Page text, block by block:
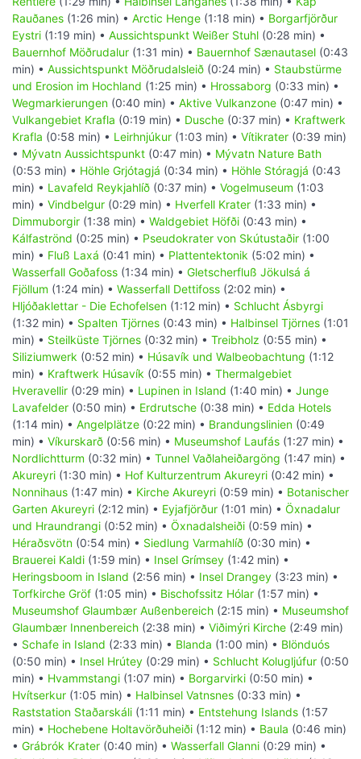
Rauðanes (1:26 min) • Arctic Henge (1:18 min) • Borgarfjörður
Eystri (1:19 min) • Aussichtspunkt Weißer Stuhl (0:28 min) •
Bauernhof Möðrudalur (1:31 min) • Bauernhof Sænautasel (0:43
min) • Aussichtspunkt Möðrudalsleið (0:24 min) • Staubstürme
und Erosion im Hochland (1:25 min) • Hrossaborg (0:33 min) •
Wegmarkierungen (0:40 min) • Aktive Vulkanzone (0:47 min) •
Vulkangebiet Krafla (0:19 min) • Dusche (0:37 min) • Kraftwerk
Krafla (0:58 min) • Leirhnjúkur (1:03 min) • Vítikrater (0:39 min)
• Mývatn Aussichtspunkt (0:47 min) • Mývatn Nature Bath
(0:53 min) • Höhle Grjótagjá (0:34 min) • Höhle Stóragjá (0:43
min) • Lavafeld Reykjahlíð (0:37 min) • Vogelmuseum (1:03
min) • Vindbelgur (0:29 min) • Hverfell Krater (1:33 min) •
Dimmuborgir (1:38 min) • Waldgebiet Höfði (0:43 min) •
Kálfaströnd (0:25 min) • Pseudokrater von Skútustaðir (1:00
min) • Fluß Laxá (0:41 min) • Plattentektonik (5:02 min) •
Wasserfall Goðafoss (1:34 min) • Gletscherfluß Jökulsá á
Fjöllum (1:24 min) • Wasserfall Dettifoss (2:02 min) •
Hljóðaklettar - Die Echofelsen (1:12 min) • Schlucht Ásbyrgi
(1:32 min) • Spalten Tjörnes (0:43 min) • Halbinsel Tjörnes (1:01
min) • Steilküste Tjörnes (0:32 min) • Treibholz (0:55 min) •
Siliziumwerk (0:52 min) • Húsavík und Walbeobachtung (1:12
min) • Kraftwerk Húsavík (0:55 min) • Thermalgebiet
Hveravellir (0:29 min) • Lupinen in Island (1:40 min) • Junge
Lavafelder (0:50 min) • Erdrutsche (0:38 min) • Edda Hotels
(1:14 min) • Angelplätze (0:22 min) • Brandungslinien (0:49
min) • Víkurskarð (0:56 min) • Museumshof Laufás (1:27 min) •
Nordlichtturm (0:32 min) • Tunnel Vaðlaheiðargöng (1:47 min) •
Akureyri (1:30 min) • Hof Kulturzentrum Akureyri (0:42 min) •
Nonnihaus (1:47 min) • Kirche Akureyri (0:59 min) • Botanischer
Garten Akureyri (2:12 min) • Eyjafjörður (1:01 min) • Öxnadalur
und Hraundrangi (0:52 min) • Öxnadalsheiði (0:59 min) •
Héraðsvötn (0:54 min) • Siedlung Varmahlíð (0:30 min) •
Brauerei Kaldi (1:59 min) • Insel Grímsey (1:42 min) •
Heringsboom in Island (2:56 min) • Insel Drangey (3:23 min) •
Torfkirche Gröf (1:05 min) • Bischofssitz Hólar (1:57 min) •
Museumshof Glaumbær Außenbereich (2:15 min) • Museumshof
Glaumbær Innenbereich (2:38 min) • Viðimýri Kirche (2:49 min)
• Schafe in Island (2:33 min) • Blanda (1:00 min) • Blönduós
(0:50 min) • Insel Hrútey (0:29 min) • Schlucht Kolugljúfur (0:50
min) • Hvammstangi (1:07 min) • Borgarvirki (0:50 min) •
Hvítserkur (1:05 min) • Halbinsel Vatnsnes (0:33 min) •
Raststation Staðarskáli (1:11 min) • Entstehung Islands (1:57
min) • Hochebene Holtavörðuheiði (1:12 min) • Baula (0:46 min)
• Grábrók Krater (0:40 min) • Wasserfall Glanni (0:29 min) •